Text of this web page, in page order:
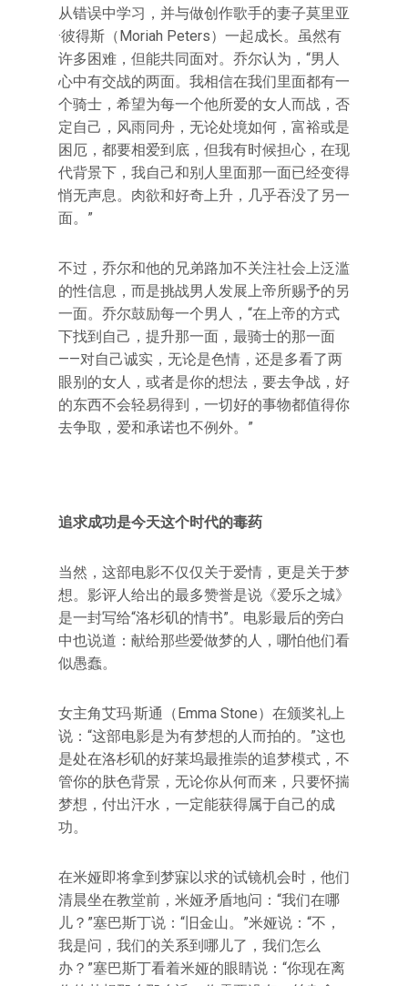
从错误中学习，并与做创作歌手的妻子莫里亚
·彼得斯（Moriah Peters）一起成长。虽然有
许多困难，但能共同面对。乔尔认为，“男人
心中有交战的两面。我相信在我们里面都有一
个骑士，希望为每一个他所爱的女人而战，否
定自己，风雨同舟，无论处境如何，富裕或是
困厄，都要相爱到底，但我有时候担心，在现
代背景下，我自己和别人里面那一面已经变得
悄无声息。肉欲和好奇上升，几乎吞没了另一
面。”
不过，乔尔和他的兄弟路加不关注社会上泛滥
的性信息，而是挑战男人发展上帝所赐予的另
一面。乔尔鼓励每一个男人，“在上帝的方式
下找到自己，提升那一面，最骑士的那一面
——对自己诚实，无论是色情，还是多看了两
眼别的女人，或者是你的想法，要去争战，好
的东西不会轻易得到，一切好的事物都值得你
去争取，爱和承诺也不例外。”
追求成功是今天这个时代的毒药
当然，这部电影不仅仅关于爱情，更是关于梦
想。影评人给出的最多赞誉是说《爱乐之城》
是一封写给“洛杉矶的情书”。电影最后的旁白
中也说道：献给那些爱做梦的人，哪怕他们看
似愚蠢。
女主角艾玛·斯通（Emma Stone）在颁奖礼上
说：“这部电影是为有梦想的人而拍的。”这也
是处在洛杉矶的好莱坞最推崇的追梦模式，不
管你的肤色背景，无论你从何而来，只要怀揣
梦想，付出汗水，一定能获得属于自己的成
功。
在米娅即将拿到梦寐以求的试镜机会时，他们
清晨坐在教堂前，米娅矛盾地问：“我们在哪
儿？”塞巴斯丁说：“旧金山。”米娅说：“不，
我是问，我们的关系到哪儿了，我们怎么
办？”塞巴斯丁看着米娅的眼睛说：“你现在离